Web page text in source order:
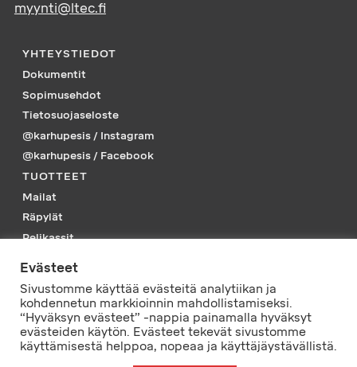
myynti@ltec.fi
YHTEYSTIEDOT
Dokumentit
Sopimusehdot
Tietosuojaseloste
@karhupesis / Instagram
@karhupesis / Facebook
TUOTTEET
Mailat
Räpylät
Pelikassit
Vaatteet
PELISSÄ MUKANA
Evästeet
Sivustomme käyttää evästeitä analytiikan ja
kohdennetun markkioinnin mahdollistamiseksi.
“Hyväksyn evästeet” -nappia painamalla hyväksyt
evästeiden käytön. Evästeet tekevät sivustomme
käyttämisestä helppoa, nopeaa ja käyttäjäystävällistä.